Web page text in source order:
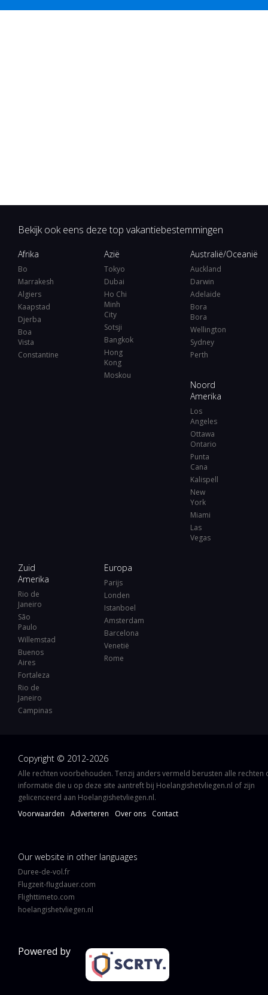
Bekijk ook eens deze top vakantiebestemmingen
Afrika
Bo
Marrakesh
Algiers
Kaapstad
Djerba
Boa
Vista
Constantine
Azië
Tokyo
Dubai
Ho Chi
Minh
City
Sotsji
Bangkok
Hong
Kong
Moskou
Australië/Oceanië
Auckland
Darwin
Adelaide
Bora
Bora
Wellington
Sydney
Perth
Noord
Amerika
Los
Angeles
Ottawa
Ontario
Punta
Cana
Kalispell
New
York
Miami
Las
Vegas
Zuid
Amerika
Rio de
Janeiro
São
Paulo
Willemstad
Buenos
Aires
Fortaleza
Rio de
Janeiro
Campinas
Europa
Parijs
Londen
Istanboel
Amsterdam
Barcelona
Venetië
Rome
Copyright © 2012-2026
Alle rechten voorbehouden. Tenzij anders vermeld berusten alle rechten
informatie die u op deze site aantreft bij Hoelangishetvliegen.nl of zijn
gelicenceerd aan Hoelangishetvliegen.nl.
Voorwaarden
Adverteren Over ons Contact
Our website in other languages
Duree-de-vol.fr
Flugzeit-flugdauer.com
Flighttimeto.com
hoelangishetvliegen.nl
Powered by